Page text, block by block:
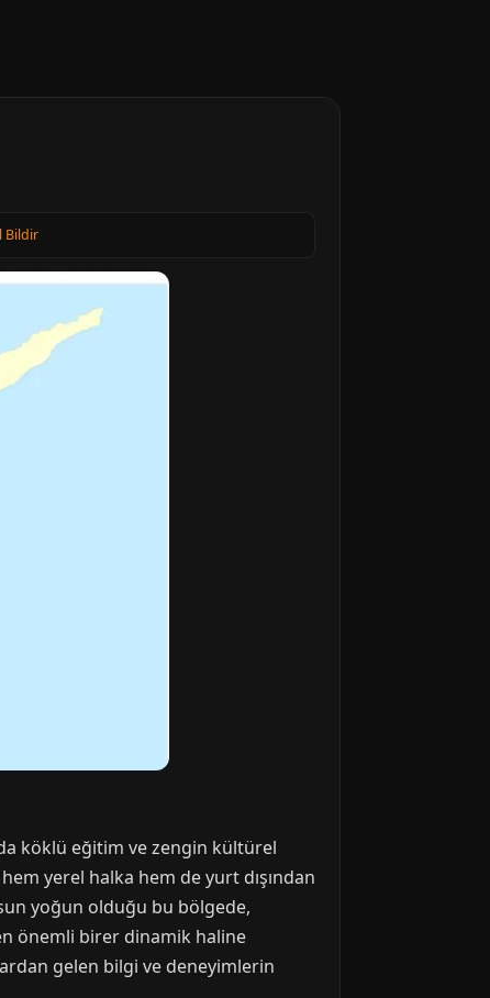
Bildir
köklü eğitim ve zengin kültürel
yerel halka hem de yurt dışından
yoğun olduğu bu bölgede,
önemli birer dinamik haline
gelen bilgi ve deneyimlerin